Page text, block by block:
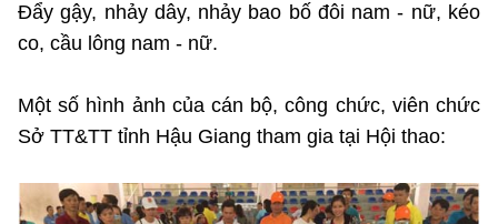
Đẩy gậy, nhảy dây, nhảy bao bố đôi nam - nữ, kéo
co, cầu lông nam - nữ.
Một số hình ảnh của cán bộ, công chức, viên chức
Sở TT&TT tỉnh Hậu Giang tham gia tại Hội thao: